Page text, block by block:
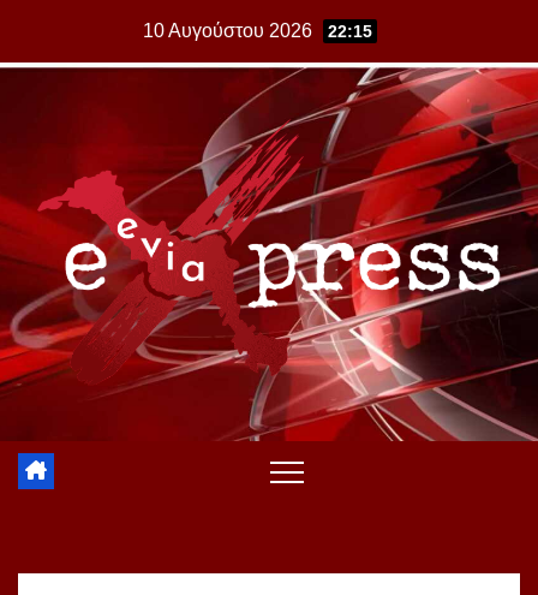
10 Αυγούστου 2026 22:15